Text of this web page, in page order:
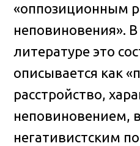
«оппозиционным
неповиновения».
литературе это
описывается как
расстройство,
неповиновением,
негативистским